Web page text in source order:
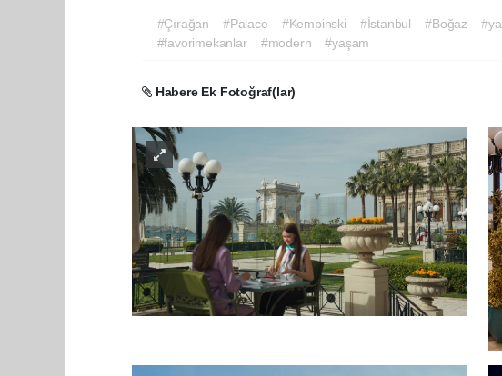
#Çırağan #Palace #Kempinski #İstanbul #Boğaz
#favorimekanlar
#modern #yaşam
Habere Ek Fotoğraf(lar)